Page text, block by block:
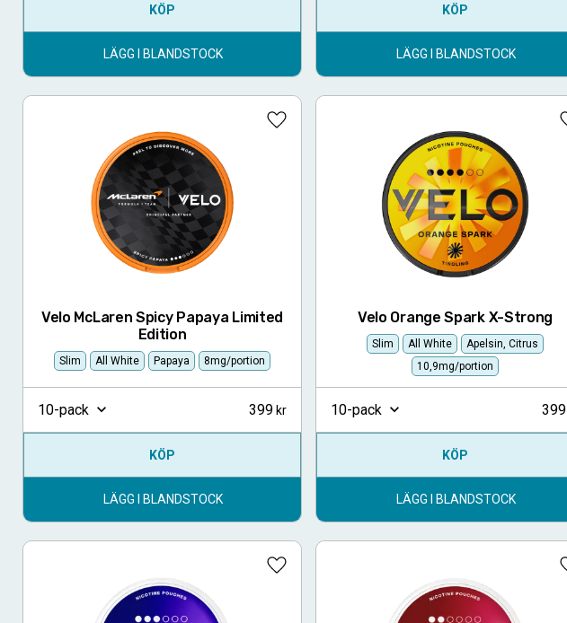
KÖP
LÄGG I BLANDSTOCK
KÖP
LÄGG I BLANDSTOCK
Velo McLaren Spicy Papaya Limited
Edition
Slim All White Papaya 8mg/portion
Lägg till i favoriter
10-pack 399
KÖP
LÄGG I BLANDSTOCK
Velo Orange Spark X-Strong
Slim All White
Apelsin, Citrus
10,9mg/portion
10-pack 399
KÖP
LÄGG I BLANDSTOCK
Lägg till i favoriter